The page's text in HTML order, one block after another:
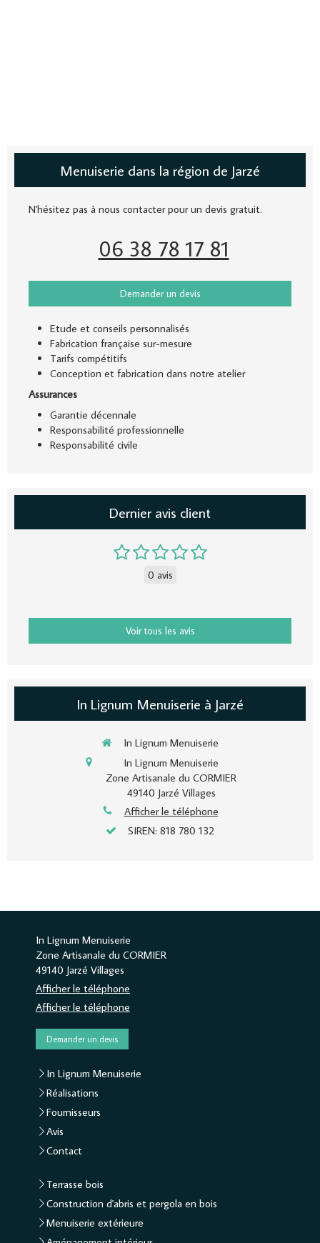
Menuiserie dans la région de Jarzé
N'hésitez pas à nous contacter pour un devis gratuit.
06 38 78 17 81
Demander un devis
Etude et conseils personnalisés
Fabrication française sur-mesure
Tarifs compétitifs
Conception et fabrication dans notre atelier
Assurances
Garantie décennale
Responsabilité professionnelle
Responsabilité civile
Dernier avis client
0 avis
Voir tous les avis
In Lignum Menuiserie à Jarzé
In Lignum Menuiserie
In Lignum Menuiserie
Zone Artisanale du CORMIER
49140 Jarzé Villages
Afficher le téléphone
SIREN: 818 780 132
In Lignum Menuiserie
Zone Artisanale du CORMIER
49140 Jarzé Villages
Afficher le téléphone
Afficher le téléphone
Demander un devis
In Lignum Menuiserie
Réalisations
Fournisseurs
Avis
Contact
Terrasse bois
Construction d'abris et pergola en bois
Menuiserie extérieure